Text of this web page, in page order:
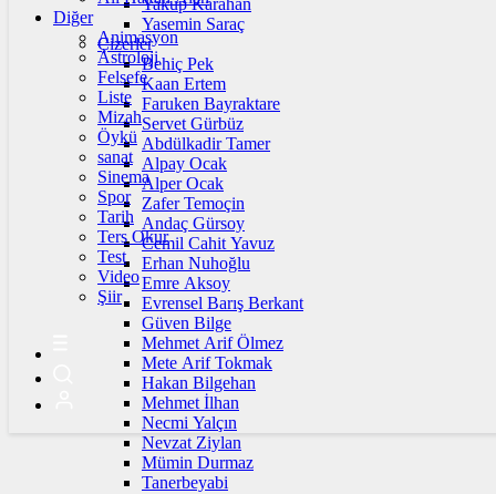
Diğer
Animasyon
Astroloji
Felsefe
Liste
Mizah
Öykü
sanat
Sinema
Spor
Tarih
Ters Okur
Test
Video
Şiir
Yakup Karahan
Yasemin Saraç
Çizerler
Behiç Pek
Kaan Ertem
Faruken Bayraktare
Servet Gürbüz
Abdülkadir Tamer
Alpay Ocak
Alper Ocak
Zafer Temoçin
Andaç Gürsoy
Cemil Cahit Yavuz
Erhan Nuhoğlu
Emre Aksoy
Evrensel Barış Berkant
Güven Bilge
Mehmet Arif Ölmez
Mete Arif Tokmak
Hakan Bilgehan
Mehmet İlhan
Necmi Yalçın
Nevzat Ziylan
Mümin Durmaz
Tanerbeyabi